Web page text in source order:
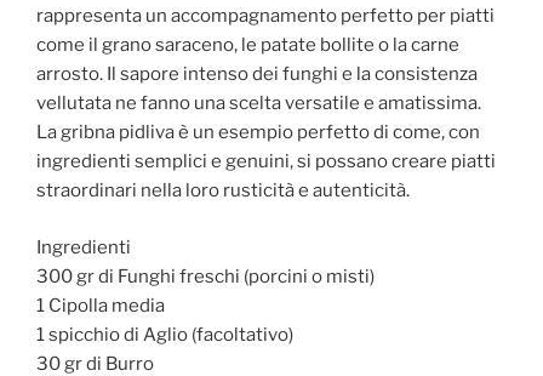
rappresenta un accompagnamento perfetto per piatti
come il grano saraceno, le patate bollite o la carne
arrosto. Il sapore intenso dei funghi e la consistenza
vellutata ne fanno una scelta versatile e amatissima.
La gribna pidliva è un esempio perfetto di come, con
ingredienti semplici e genuini, si possano creare piatti
straordinari nella loro rusticità e autenticità.
Ingredienti
300 gr di Funghi freschi (porcini o misti)
1 Cipolla media
1 spicchio di Aglio (facoltativo)
30 gr di Burro